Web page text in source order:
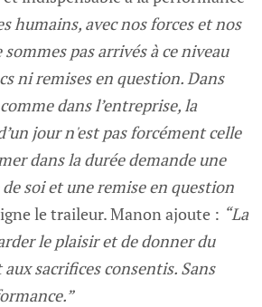
humains, avec nos forces et nos
pas arrivés à ce niveau
ni remises en question. Dans
dans l’entreprise, la
jour n'est pas forcément celle
dans la durée demande une
soi et une remise en question
le traileur. Manon ajoute : “La
le plaisir et de donner du
sacrifices consentis. Sans